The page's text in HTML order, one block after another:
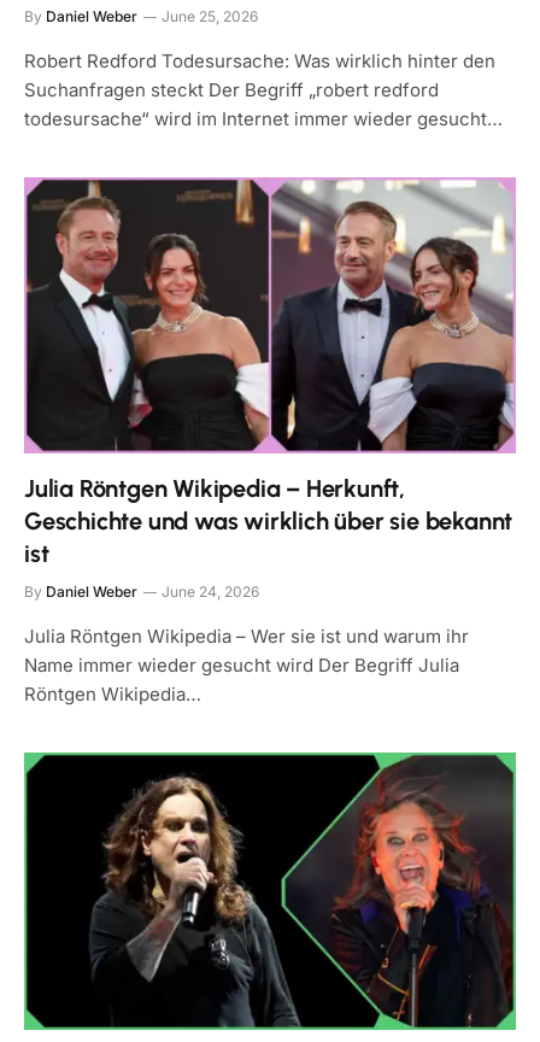
By Daniel Weber June 25, 2026
Robert Redford Todesursache: Was wirklich hinter den
Suchanfragen steckt Der Begriff „robert redford
todesursache“ wird im Internet immer wieder gesucht…
Julia Röntgen Wikipedia – Herkunft,
Geschichte und was wirklich über sie bekannt
ist
By Daniel Weber June 24, 2026
Julia Röntgen Wikipedia – Wer sie ist und warum ihr
Name immer wieder gesucht wird Der Begriff Julia
Röntgen Wikipedia…